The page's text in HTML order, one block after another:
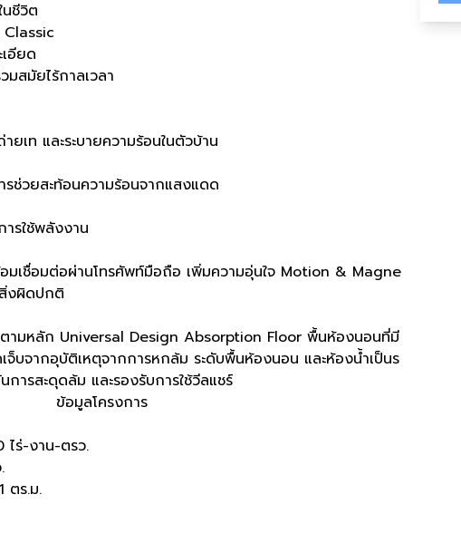
นชีวิต
อียด
สมัยไร้กาลเวลา
ยเท และระบายความร้อนในตัวบ้าน
ช่วยสะท้อนความร้อนจากแสงแดด
รใช้พลังงาน
เชื่อมต่อผ่านโทรศัพท์มือถือ เพิ่มความอุ่นใจ Motion & Magne
งผิดปกติ
ามหลัก Universal Design Absorption Floor พื้นห้องนอนที่มี
บจากอุบัติเหตุจากการหกล้ม ระดับพื้นห้องนอน และห้องน้ำเป็นร
ารสะดุดล้ม และรองรับการใช้วีลแชร์
ข้อมูลโครงการ
ร่-งาน-ตรว.
ตร.ม.